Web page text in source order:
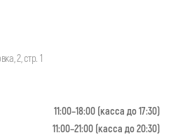
2, стр. 1
11:00–18:00 (касса до 17:30)
11:00–21:00 (касса до 20:30)